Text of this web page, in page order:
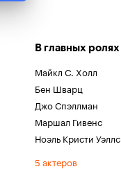
В главных ролях
Майкл С. Холл
Бен Шварц
Джо Спэллман
Маршал Гивенс
Ноэль Кристи Уэллс
5 актеров